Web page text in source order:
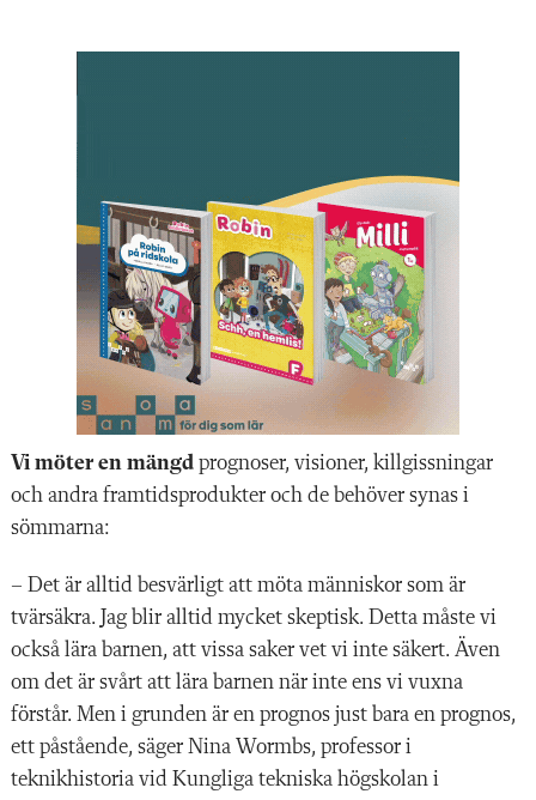
Vi möter en mängd prognoser, visioner, killgissningar
och andra framtidsprodukter och de behöver synas i
sömmarna:
– Det är alltid besvärligt att möta människor som är
tvärsäkra. Jag blir alltid mycket skeptisk. Detta måste vi
också lära barnen, att vissa saker vet vi inte säkert. Även
om det är svårt att lära barnen när inte ens vi vuxna
förstår. Men i grunden är en prognos just bara en prognos,
ett påstående, säger Nina Wormbs, professor i
teknikhistoria vid Kungliga tekniska högskolan i